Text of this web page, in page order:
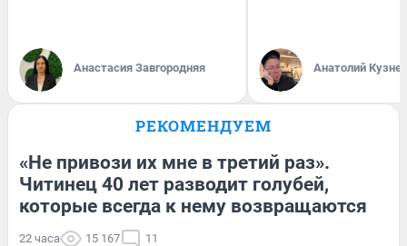
Анастасия Завгородняя Анатолий
РЕКОМЕНДУЕМ
«Не привози их мне в третий раз».
Читинец 40 лет разводит голубей,
которые всегда к нему возвращаются
22 часа 15 167 11